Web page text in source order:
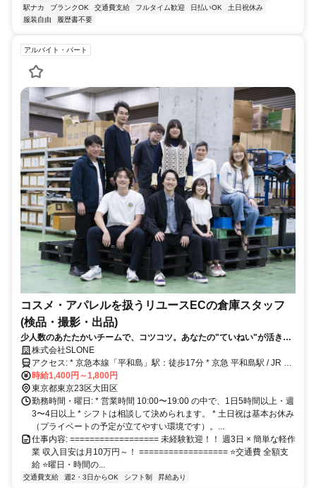
駅ナカ
ブランクOK 交通費支給 フルタイム歓迎 日払いOK
土日祝休み
服装自由
履歴書不要
アルバイト・パート
コスメ・アパレルを扱うリユースECの倉庫スタッフ
(検品・撮影・出品)
少人数のあたたかいチームで、コツコツ。あなたの"ていねい"が活きる
仕事。
株式会社SLONE
アクセス: * 京急本線「平和島」駅：徒歩17分 * 京急 平和島駅 / JR 大
森駅よりワンコインバスあり：バス 10分程
時給1,400円～1,800円
東京都東京23区大田区
勤務時間・曜日: * 営業時間 10:00〜19:00 の中で、1日5時間以上・週
3〜4日以上 * シフトは相談して決められます。 * 土日祝は基本お休み
（プライベートの予定が立てやすい環境です）。...
仕事内容: ================== 未経験歓迎！！ 週3日 × 簡単な軽作
業 収入目安は月10万円～！ ================== ⭐️交通費 全額支
給 ⭐️曜日・時間の...
交通費支給 週2・3日からOK シフト制 昇給あり